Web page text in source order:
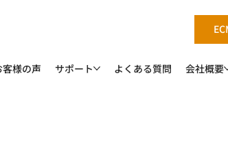
客様の声 サポート よくある質問 会社概要